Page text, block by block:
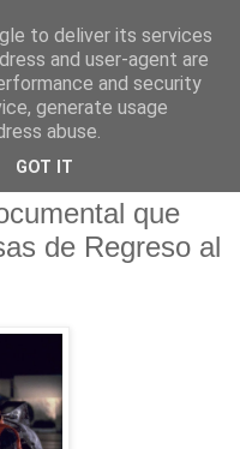
DeLorean
que
de Regreso al
to deliver its services
and user-agent are
and security
generate usage
abuse.
GOT IT